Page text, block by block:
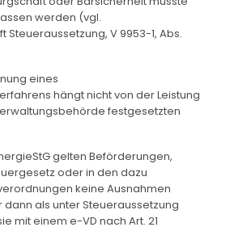
werden (vgl.
Steueraussetzung, V 9953-1, Abs.
eines
hängt nicht von der Leistung
festgesetzten
gelten Beförderungen,
oder in den dazu
keine Ausnahmen
als unter Steueraussetzung
mit einem e-VD nach Art. 21